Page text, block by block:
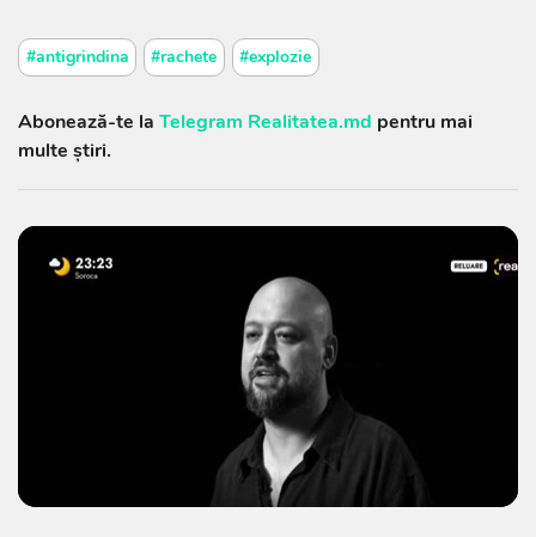
#antigrindina #rachete #explozie
Abonează-te la Telegram Realitatea.md pentru mai
multe știri.